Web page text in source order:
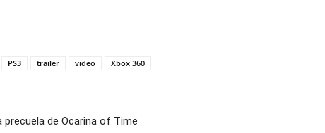
PS3 trailer video Xbox 360
precuela de Ocarina of Time